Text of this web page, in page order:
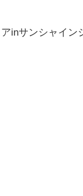
inサンシャイン